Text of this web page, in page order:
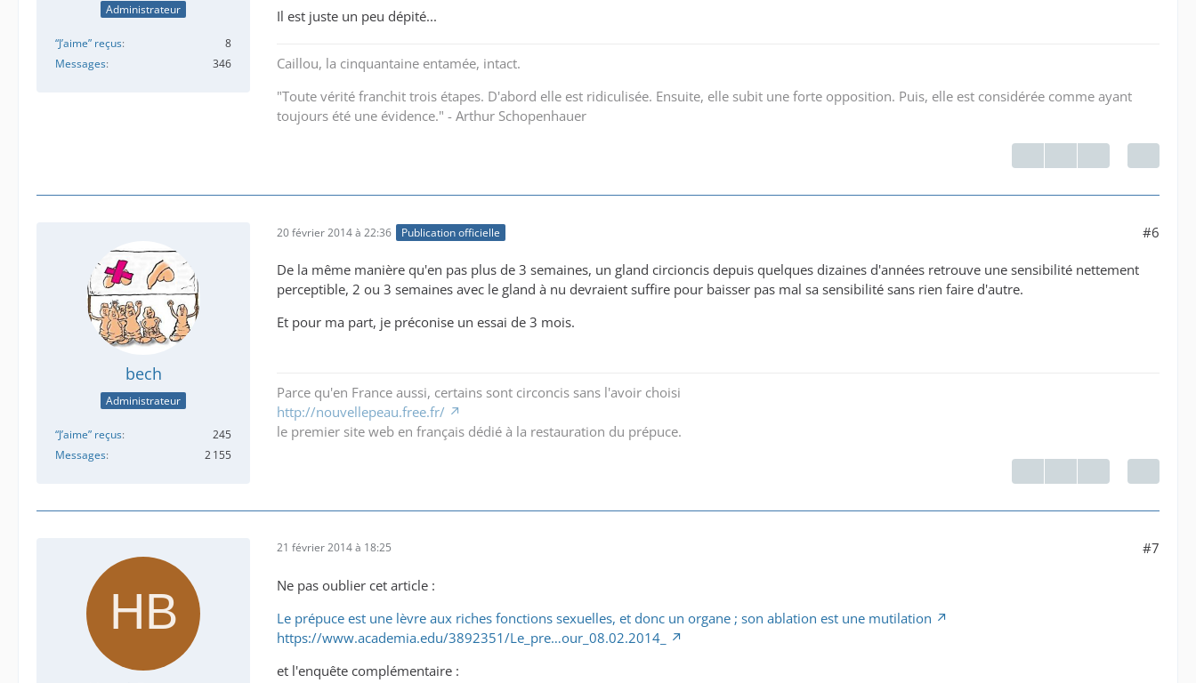
Administrateur
“J’aime” reçus
8
Messages
346
Il est juste un peu dépité...
Caillou, la cinquantaine entamée, intact.
"Toute vérité franchit trois étapes. D'abord elle est ridiculisée. Ensuite, elle subit une forte opposition. Puis, elle est considérée comme ayant
toujours été une évidence." - Arthur Schopenhauer
bech
Administrateur
“J’aime” reçus
245
Messages
2 155
20 février 2014 à 22:36 Publication officielle #6
De la même manière qu'en pas plus de 3 semaines, un gland circioncis depuis quelques dizaines d'années retrouve une sensibilité nettement
perceptible, 2 ou 3 semaines avec le gland à nu devraient suffire pour baisser pas mal sa sensibilité sans rien faire d'autre.
Et pour ma part, je préconise un essai de 3 mois.
Parce qu'en France aussi, certains sont circoncis sans l'avoir choisi
http://nouvellepeau.free.fr/
le premier site web en français dédié à la restauration du prépuce.
21 février 2014 à 18:25 #7
Ne pas oublier cet article :
Le prépuce est une lèvre aux riches fonctions sexuelles, et donc un organe ; son ablation est une mutilation
https://www.academia.edu/3892351/Le_pre…our_08.02.2014_
et l'enquête complémentaire :